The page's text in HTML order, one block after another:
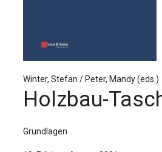
Sprache / Language: DE
Winter, Stefan / Peter, Mandy (eds.)
Holzbau-
Grundlagen